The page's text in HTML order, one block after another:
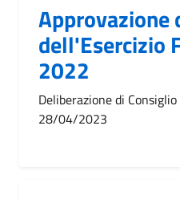
Approvazione
dell'Esercizio
2022
Deliberazione di
28/04/2023